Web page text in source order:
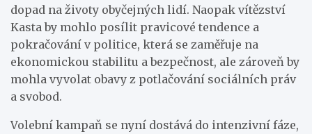
dopad na životy obyčejných lidí. Naopak vítězství
Kasta by mohlo posílit pravicové tendence a
pokračování v politice, která se zaměřuje na
ekonomickou stabilitu a bezpečnost, ale zároveň by
mohla vyvolat obavy z potlačování sociálních práv
a svobod.
Volební kampaň se nyní dostává do intenzivní fáze,